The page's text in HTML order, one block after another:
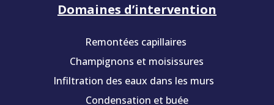
Domaines d’intervention
Remontées capillaires
Champignons et moisissures
Infiltration des eaux dans les murs
Condensation et buée